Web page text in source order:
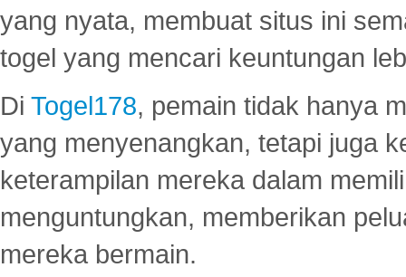
yang nyata, membuat situs ini
togel yang mencari keuntungan
Di Togel178, pemain tidak hanya
yang menyenangkan, tetapi juga
keterampilan mereka dalam
menguntungkan, memberikan
mereka bermain.